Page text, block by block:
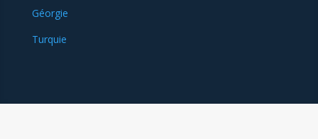
Géorgie
Turquie